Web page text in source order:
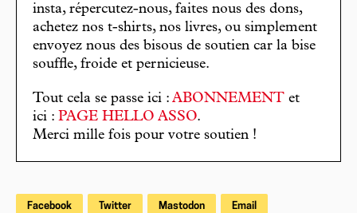
insta, répercutez-nous, faites nous des dons,
achetez nos t-shirts, nos livres, ou simplement
envoyez nous des bisous de soutien car la bise
souffle, froide et pernicieuse.
Tout cela se passe ici : ABONNEMENT et
ici : PAGE HELLO ASSO.
Merci mille fois pour votre soutien !
Facebook Twitter Mastodon Email